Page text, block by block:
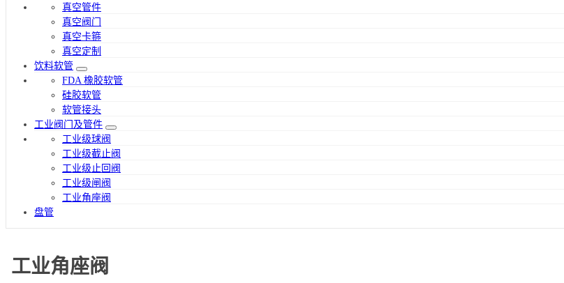
真空管件
真空阀门
真空卡箍
真空定制
饮料软管
FDA 橡胶软管
硅胶软管
软管接头
工业阀门及管件
工业级球阀
工业级截止阀
工业级止回阀
工业级闸阀
工业角座阀
盘管
工业角座阀